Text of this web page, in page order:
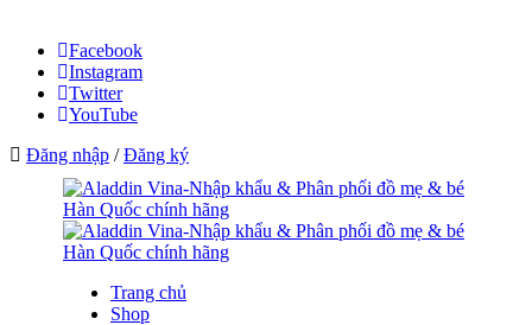
Facebook
Instagram
Twitter
YouTube
Đăng nhập /Đăng ký
Trang chủ
Shop